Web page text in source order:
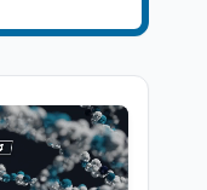
3.803 in
milioni